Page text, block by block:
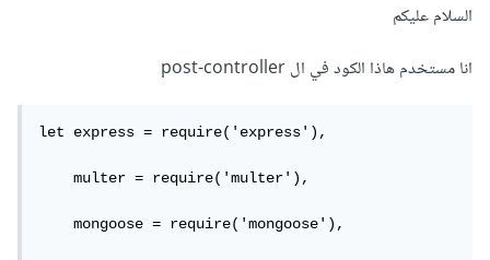
التي قد تساعدك في حل المشكلة:
أولاً: يجب عليك التأكد من أنه يتم تحميل الملف وإرساله مع اسم
مراقبة المتغيّرات التي يتم إرسالها بالطلب POST من أدوات تطوير
المتصفّح لديك أو من خلال استخدام postman.
ثانياً: يجب عليك التأكد من أن نوع الترميز الخاص بالـ Form الذي
السلام عليكم
انا مستخدم هاذا الكود في ال post-controller
let express = require('express'),
multer = require('multer'),
mongoose = require('mongoose'),